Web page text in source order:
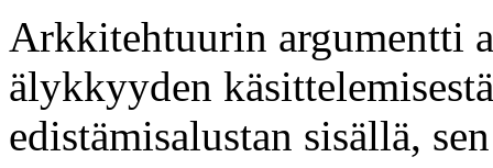
Arkkitehtuurin argumentti
älykkyyden
edistämisalustan sisällä,